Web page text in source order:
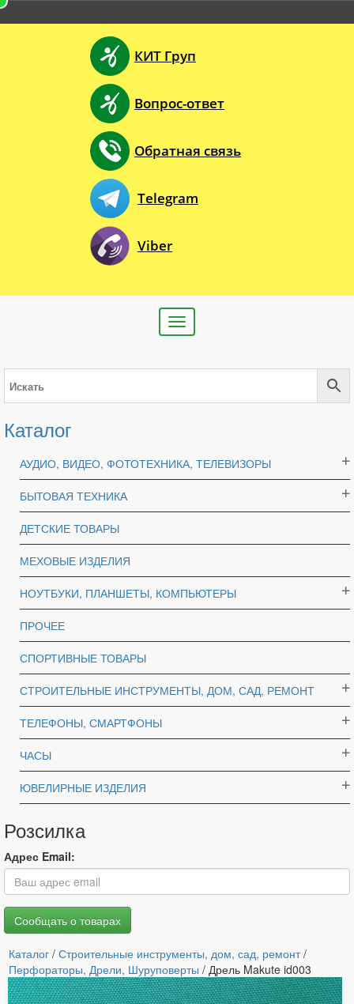
КИТ Груп
Вопрос-ответ
Обратная связь
Telegram
Viber
Toggle
navigation
Каталог
АУДИО, ВИДЕО, ФОТОТЕХНИКА, ТЕЛЕВИЗОРЫ
БЫТОВАЯ ТЕХНИКА
ДЕТСКИЕ ТОВАРЫ
МЕХОВЫЕ ИЗДЕЛИЯ
НОУТБУКИ, ПЛАНШЕТЫ, КОМПЬЮТЕРЫ
ПРОЧЕЕ
СПОРТИВНЫЕ ТОВАРЫ
СТРОИТЕЛЬНЫЕ ИНСТРУМЕНТЫ, ДОМ, САД, РЕМОНТ
ТЕЛЕФОНЫ, СМАРТФОНЫ
ЧАСЫ
ЮВЕЛИРНЫЕ ИЗДЕЛИЯ
Розсилка
Адрес Email:
Каталог / Строительные инструменты, дом, сад, ремонт/
Перфораторы, Дрели, Шуруповерты / Дрель Makute id003